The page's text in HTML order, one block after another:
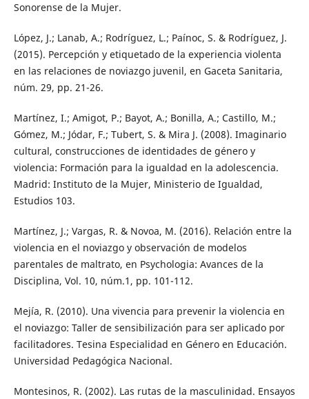
Sonorense de la Mujer.
López, J.; Lanab, A.; Rodríguez, L.; Paínoc, S. & Rodríguez, J.
(2015). Percepción y etiquetado de la experiencia violenta
en las relaciones de noviazgo juvenil, en Gaceta Sanitaria,
núm. 29, pp. 21-26.
Martínez, I.; Amigot, P.; Bayot, A.; Bonilla, A.; Castillo, M.;
Gómez, M.; Jódar, F.; Tubert, S. & Mira J. (2008). Imaginario
cultural, construcciones de identidades de género y
violencia: Formación para la igualdad en la adolescencia.
Madrid: Instituto de la Mujer, Ministerio de Igualdad,
Estudios 103.
Martínez, J.; Vargas, R. & Novoa, M. (2016). Relación entre la
violencia en el noviazgo y observación de modelos
parentales de maltrato, en Psychologia: Avances de la
Disciplina, Vol. 10, núm.1, pp. 101-112.
Mejía, R. (2010). Una vivencia para prevenir la violencia en
el noviazgo: Taller de sensibilización para ser aplicado por
facilitadores. Tesina Especialidad en Género en Educación.
Universidad Pedagógica Nacional.
Montesinos, R. (2002). Las rutas de la masculinidad. Ensayos